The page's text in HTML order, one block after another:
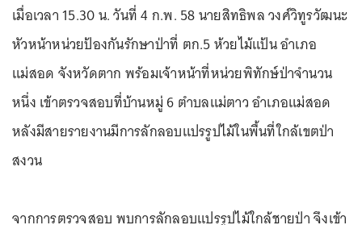
เมื่อเวลา 15.30 น. วันที่ 4 ก.พ. 58 นายสิทธิพล วงศ์วิทูรวัฒนะ
หัวหน้าหน่วยป้องกันรักษาป่าที่ ตก.5 ห้วยไม้แป้น อำเภอ
แม่สอด จังหวัดตาก พร้อมเจ้าหน้าที่หน่วยพิทักษ์ป่าจำนวน
หนึ่ง เข้าตรวจสอบที่บ้านหมู่ 6 ตำบลแม่ตาว อำเภอแม่สอด
หลังมีสายรายงานมีการลักลอบแปรรูปไม้ในพื้นที่ใกล้เขตป่า
สงวน
จากการตรวจสอบ พบการลักลอบแปรรูปไม้ใกล้ชายป่า จึงเข้า